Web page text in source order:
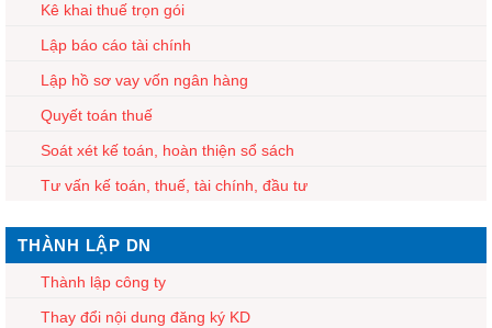
Kê khai thuế trọn gói
Lập báo cáo tài chính
Lập hồ sơ vay vốn ngân hàng
Quyết toán thuế
Soát xét kế toán, hoàn thiện sổ sách
Tư vấn kế toán, thuế, tài chính, đầu tư
THÀNH LẬP DN
Thành lập công ty
Thay đổi nội dung đăng ký KD